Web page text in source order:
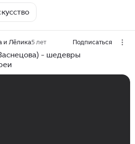
и Лёлика5 лет Подписаться
- шедевры